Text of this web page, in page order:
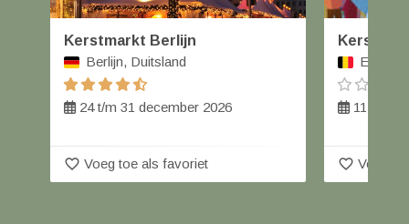
Kerstmarkt Berlijn
Berlijn, Duitsland
24 t/m 31 december 2026
favorite_border Voeg toe als favoriet
Eupen,
11 t/m
favorite_border Voeg